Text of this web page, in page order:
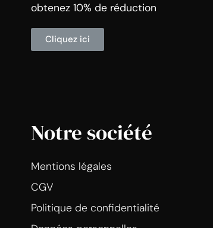
obtenez 10% de réduction
Cliquez ici
Notre société
Mentions légales
CGV
Politique de confidentialité